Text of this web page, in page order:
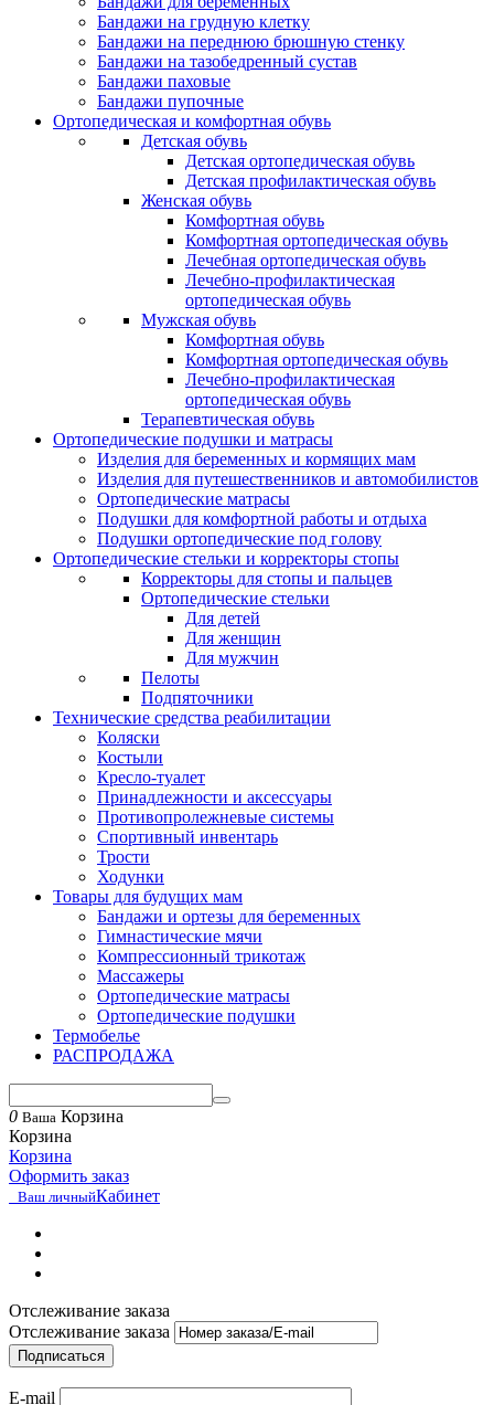
Бандажи на грудную клетку
Бандажи на переднюю брюшную стенку
Бандажи на тазобедренный сустав
Бандажи паховые
Бандажи пупочные
Ортопедическая и комфортная обувь
Детская обувь
Детская ортопедическая обувь
Детская профилактическая обувь
Женская обувь
Комфортная обувь
Комфортная ортопедическая обувь
Лечебная ортопедическая обувь
Лечебно-профилактическая
ортопедическая обувь
Мужская обувь
Комфортная обувь
Комфортная ортопедическая обувь
Лечебно-профилактическая
ортопедическая обувь
Терапевтическая обувь
Ортопедические подушки и матрасы
Изделия для беременных и кормящих мам
Изделия для путешественников и автомобилистов
Ортопедические матрасы
Подушки для комфортной работы и отдыха
Подушки ортопедические под голову
Ортопедические стельки и корректоры стопы
Корректоры для стопы и пальцев
Ортопедические стельки
Для детей
Для женщин
Для мужчин
Пелоты
Подпяточники
Технические средства реабилитации
Коляски
Костыли
Кресло-туалет
Принадлежности и аксессуары
Противопролежневые системы
Спортивный инвентарь
Трости
Ходунки
Товары для будущих мам
Бандажи и ортезы для беременных
Гимнастические мячи
Компрессионный трикотаж
Массажеры
Ортопедические матрасы
Ортопедические подушки
Термобелье
РАСПРОДАЖА
0 Ваша Корзина
Корзина
Корзина
Оформить заказ
Ваш личныйКабинет
Отслеживание заказа
Отслеживание заказа
Подписаться
E-mail